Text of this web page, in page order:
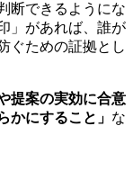
断できるようにな
」があれば、誰が
ぐための証拠とし
提案の実効に合意
かにすること」 な